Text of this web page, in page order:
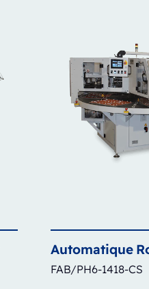
Automatique
FAB/PH6-1418-CS